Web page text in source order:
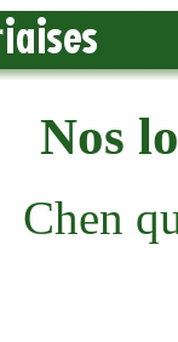
Nos
Chen